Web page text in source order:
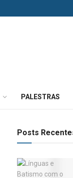
PALESTRAS
Posts